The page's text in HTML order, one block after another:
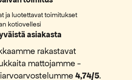
ja luotettavat toimitukset
kotiovellesi
asiakasta
rakastavat
mattojamme -
4,74/5.